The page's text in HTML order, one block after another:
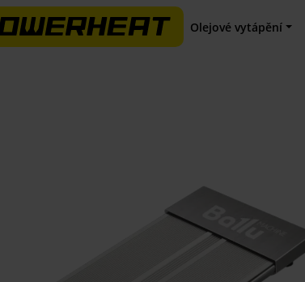
Olejové vytápění